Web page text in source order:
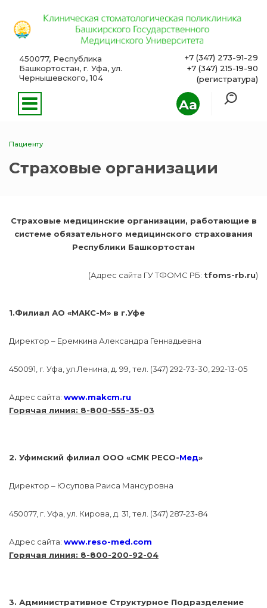
Aa
450077, Республика
Башкортостан, г. Уфа, ул.
Чернышевского, 104
+7 (347) 273-91-29
+7 (347) 215-19-90
(регистратура)
Пациенту
Страховые организации
Страховые медицинские организации, работающие в
системе обязательного медицинского страхования
Республики Башкортостан
(Адрес cайта ГУ ТФОМС РБ: tfoms-rb.ru)
1.Филиал АО «МАКС-М» в г.Уфе
Директор – Еремкина Александра Геннадьевна
450091, г. Уфа, ул.Ленина, д. 99, тел. (347) 292-73-30, 292-13-05
Адрес сайта: www.makcm.ru
Горячая линия: 8-800-555-35-03
2. Уфимский филиал ООО «СМК РЕСО-Мед»
Директор – Юсупова Раиса Мансуровна
450077, г. Уфа, ул. Кирова, д. 31, тел. (347) 287-23-84
Адрес сайта: www.reso-med.com
Горячая линия: 8-800-200-92-04
3. Административное Структурное Подразделение